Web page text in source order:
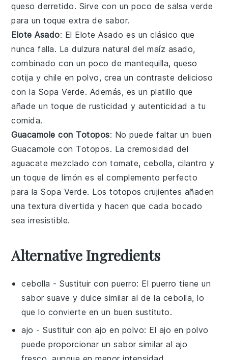
queso derretido. Sirve con un poco desalsa verde
para un toque extra de sabor.
Elote Asado: El Elote Asado es un clásico que
nunca falla. La dulzura natural delmaíz asado,
combinado con un poco de mantequilla,queso
cotija y chile en polvo, crea un contraste delicioso
con la Sopa Verde. Además, es un platillo que
añade un toque de rusticidad y autenticidad a tu
comida.
Guacamole con Totopos: No puede faltar un buen
Guacamole con Totopos. La cremosidad del
aguacate mezclado contomate,cebolla, cilantro y
un toque delimón es el complemento perfecto
para laSopa Verde. Lostotopos crujientes añaden
una textura divertida y hacen que cada bocado
sea irresistible.
Alternative Ingredients
cebolla - Sustituir conpuerro: El puerro tiene un
sabor suave y dulce similar al de la cebolla, lo
que lo convierte en un buen sustituto.
ajo - Sustituir conajo en polvo: El ajo en polvo
puede proporcionar un sabor similar al ajo